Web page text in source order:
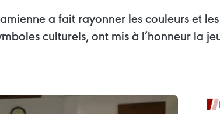
a fait rayonner les couleurs et
culturels, ont mis à l’honneur la